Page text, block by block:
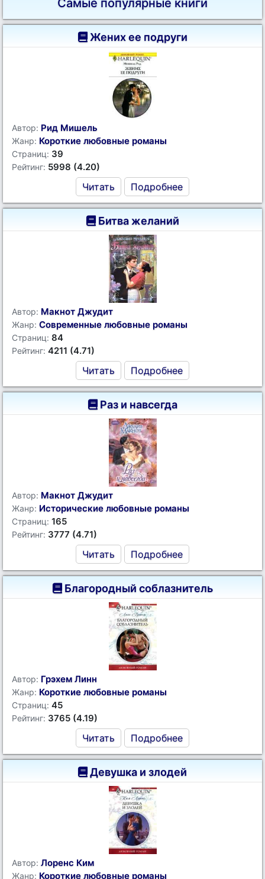
Самые популярные книги
Жених ее подруги
Автор: Рид Мишель
Жанр: Короткие любовные романы
Страниц: 39
Рейтинг: 5998 (4.20)
Читать Подробнее
Битва желаний
Автор: Макнот Джудит
Жанр: Современные любовные романы
Страниц: 84
Рейтинг: 4211 (4.71)
Читать Подробнее
Раз и навсегда
Автор: Макнот Джудит
Жанр: Исторические любовные романы
Страниц: 165
Рейтинг: 3777 (4.71)
Читать Подробнее
Благородный соблазнитель
Автор: Грэхем Линн
Жанр: Короткие любовные романы
Страниц: 45
Рейтинг: 3765 (4.19)
Читать Подробнее
Девушка и злодей
Автор: Лоренс Ким
Жанр: Короткие любовные романы